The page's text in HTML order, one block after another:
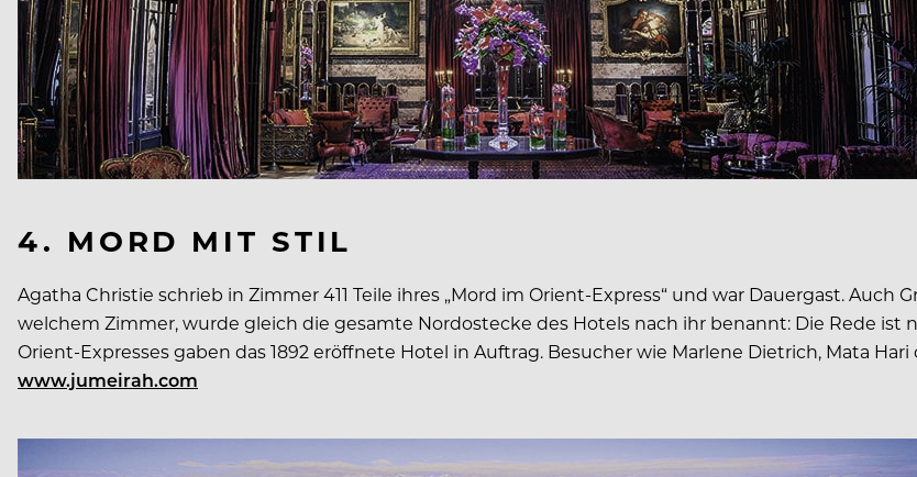
4. MORD MIT STIL
Agatha Christie schrieb in Zimmer 411 Teile ihres „Mord im Orient-Express“ und war Dauergast.
welchem Zimmer, wurde gleich die gesamte Nordostecke des Hotels nach ihr benannt: Die Rede ist
Orient-Expresses gaben das 1892 eröffnete Hotel in Auftrag. Besucher wie Marlene Dietrich, Mata
www.jumeirah.com